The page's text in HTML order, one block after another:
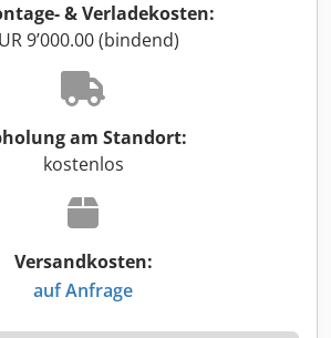
& Verladekosten:
9’000.00 (bindend)
am Standort:
kostenlos
Versandkosten:
auf Anfrage